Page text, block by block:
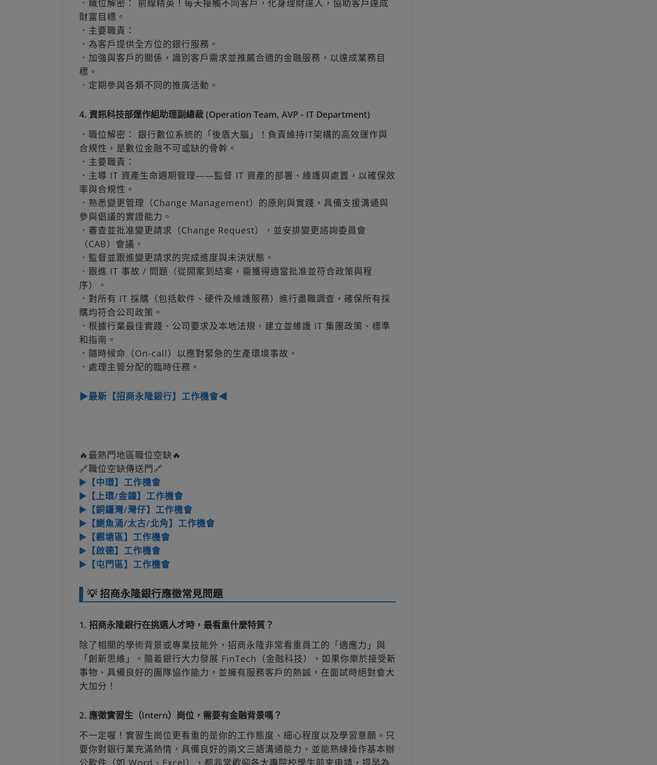
．職位解密： 前線精英！每天接觸不同客戶，化身理財達人，協助客戶達成
財富目標。
．主要職責：
．為客戶提供全方位的銀行服務。
．加強與客戶的關係，識別客戶需求並推薦合適的金融服務，以達成業務目
標。
．定期參與各類不同的推廣活動。
4. 資訊科技部運作組助理副總裁 (Operation Team, AVP - IT Department)
．職位解密： 銀行數位系統的「後盾大腦」！負責維持IT架構的高效運作與
合規性，是數位金融不可或缺的骨幹。
．主要職責：
．主導 IT 資產生命週期管理——監督 IT 資產的部署、維護與處置，以確保效
率與合規性。
．熟悉變更管理（Change Management）的原則與實踐，具備支援溝通與
參與倡議的實證能力。
．審查並批准變更請求（Change Request），並安排變更諮詢委員會
（CAB）會議。
．監督並跟進變更請求的完成進度與未決狀態。
．跟進 IT 事故 / 問題（從開案到結案，需獲得適當批准並符合政策與程
序）。
．對所有 IT 採購（包括軟件、硬件及維護服務）進行盡職調查，確保所有採
購均符合公司政策。
．根據行業最佳實踐、公司要求及本地法規，建立並維護 IT 集團政策、標準
和指南。
．隨時候命（On-call）以應對緊急的生產環境事故。
．處理主管分配的臨時任務。
▶最新【招商永隆銀行】工作機會◀
🔥最熱門地區職位空缺🔥
🔗職位空缺傳送門🔗
▶️【中環】工作機會
▶️【上環/金鐘】工作機會
▶️【銅鑼灣/灣仔】工作機會
▶️【鰂魚涌/太古/北角】工作機會
▶️【觀塘區】工作機會
▶️【啟德】工作機會
▶️【屯門區】工作機會
💡 招商永隆銀行應徵常見問題
1. 招商永隆銀行在挑選人才時，最看重什麼特質？
除了相關的學術背景或專業技能外，招商永隆非常看重員工的「適應力」與
「創新思維」。隨着銀行大力發展 FinTech（金融科技），如果你樂於接受新
事物、具備良好的團隊協作能力，並擁有服務客戶的熱誠，在面試時絕對會大
大加分！
2. 應徵實習生（Intern）崗位，需要有金融背景嗎？
不一定喔！實習生崗位更看重的是你的工作態度、細心程度以及學習意願。只
要你對銀行業充滿熱情，具備良好的兩文三語溝通能力，並能熟練操作基本辦
公軟件（如 Word、Excel），都非常歡迎各大專院校學生前來申請，提早為